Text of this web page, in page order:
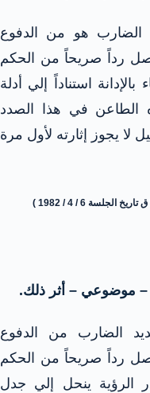
الضارب هو من الدفوع
رداً صريحاً من الحكم
استناداً إلي أدلة
الطاعن في هذا الصدد
لا يجوز إثارته لأول مرة
– موضوعي – أثر ذلك.
الضارب من الدفوع
رداً صريحاً من الحكم
الرؤية ينحل إلي جدل